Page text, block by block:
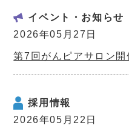
イベント・お知らせ
2026年05月27日
第7回がんピアサロン開
採用情報
2026年05月22日